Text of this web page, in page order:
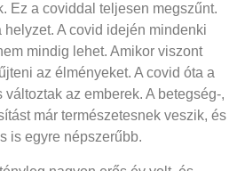
Ez a coviddal teljesen megszűnt.
helyzet. A covid idején mindenki
mindig lehet. Amikor viszont
az élményeket. A covid óta a
az emberek. A betegség-,
már természetesnek veszik, és
is egyre népszerűbb.